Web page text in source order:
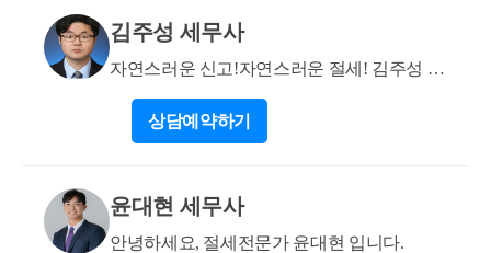
받으시기 발바니다.
판단합니다
직계비속 또는 제1호에 따른 소득요건을 충족하는 성
년인 직계비속이 합가(合家)한 경우(2023.03.14 개정)
합가 당시 65세 이상인 직계존속을 합가한 경우에 해
당하여야 하므로 65세 이전부터 합가하고 있었던 경우
에는 별도세대로 인정되지 않습니다. 답변2) 세대 분리
는 취득전에만 하면 됩니다. 취득 직전에 하여도 별도
김주성 세무사
자연스러운 신고!자연스러운 절세! 김주성 세
무사 입니다
상담예약하기
윤대현 세무사
안녕하세요, 절세전문가 윤대현 입니다.